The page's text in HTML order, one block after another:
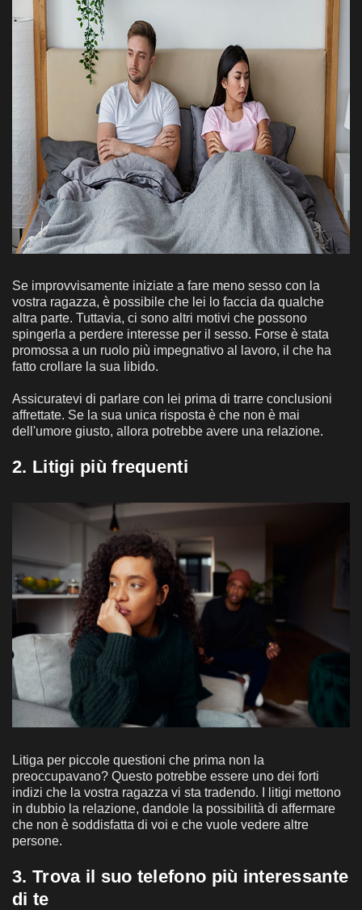
Se improvvisamente iniziate a fare meno sesso con la
vostra ragazza, è possibile che lei lo faccia da qualche
altra parte. Tuttavia, ci sono altri motivi che possono
spingerla a perdere interesse per il sesso. Forse è stata
promossa a un ruolo più impegnativo al lavoro, il che ha
fatto crollare la sua libido.
Assicuratevi di parlare con lei prima di trarre conclusioni
affrettate. Se la sua unica risposta è che non è mai
dell'umore giusto, allora potrebbe avere una relazione.
2. Litigi più frequenti
Litiga per piccole questioni che prima non la
preoccupavano? Questo potrebbe essere uno dei forti
indizi che la vostra ragazza vi sta tradendo. I litigi mettono
in dubbio la relazione, dandole la possibilità di affermare
che non è soddisfatta di voi e che vuole vedere altre
persone.
3. Trova il suo telefono più interessante
di te